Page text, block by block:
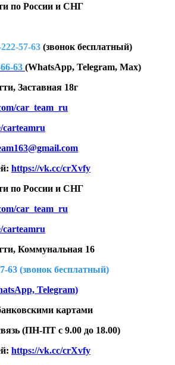
по России и СНГ
57-63 (звонок бесплатный)
63 (WhatsApp, Telegram, Max)
Заставная 18г
car_team_ru
carteamru
https://vk.cc/crXvfy
по России и СНГ
car_team_ru
carteamru
Коммунальная 16
63 (звонок бесплатный)
Telegram)
картами
(ПН-ПТ с 9.00 до 18.00)
https://vk.cc/crXvfy